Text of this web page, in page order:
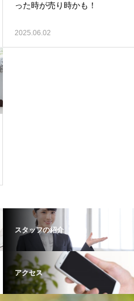
った時が売り時かも！
2025.06.02
スタッフの紹介
アクセス